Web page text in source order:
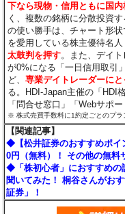
下なら現物・信用ともに国
く、複数の銘柄に分散投資
の使い勝手は、チャート形
を愛用している株主優待名人
太鼓判を押す。また、デイ
が0%になる「一日信用取引
ど、専業デイトレーダーに
る。HDI-Japan主催の「HDI
「問合せ窓口」「Webサポ
※ 株式売買手数料に1約定ごとのプラ
【関連記事】
◆【松井証券のおすすめポイ
0円（無料）！ その他の無料
◆「株初心者」におすすめの
聞いてみた！ 桐谷さんがお
証券」！